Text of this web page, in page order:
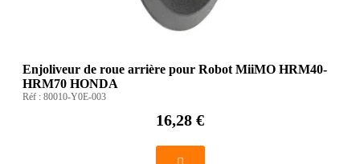
Enjoliveur de roue arrière pour Robot MiiMO HRM40-
HRM70 HONDA
Réf : 80010-Y0E-003
16,28 €